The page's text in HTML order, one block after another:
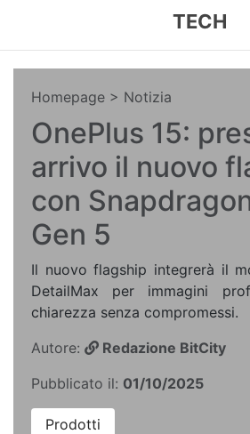
TECH
Homepage > Notizia
OnePlus 15:
arrivo il nuovo
con
Gen 5
Il nuovo flagship integrerà il
DetailMax per immagini
chiarezza senza compromessi.
Autore:
Redazione BitCity
Pubblicato il: 01/10/2025
Prodotti